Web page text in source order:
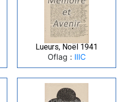
Lueurs, Noël 1941
Oflag : IIIC